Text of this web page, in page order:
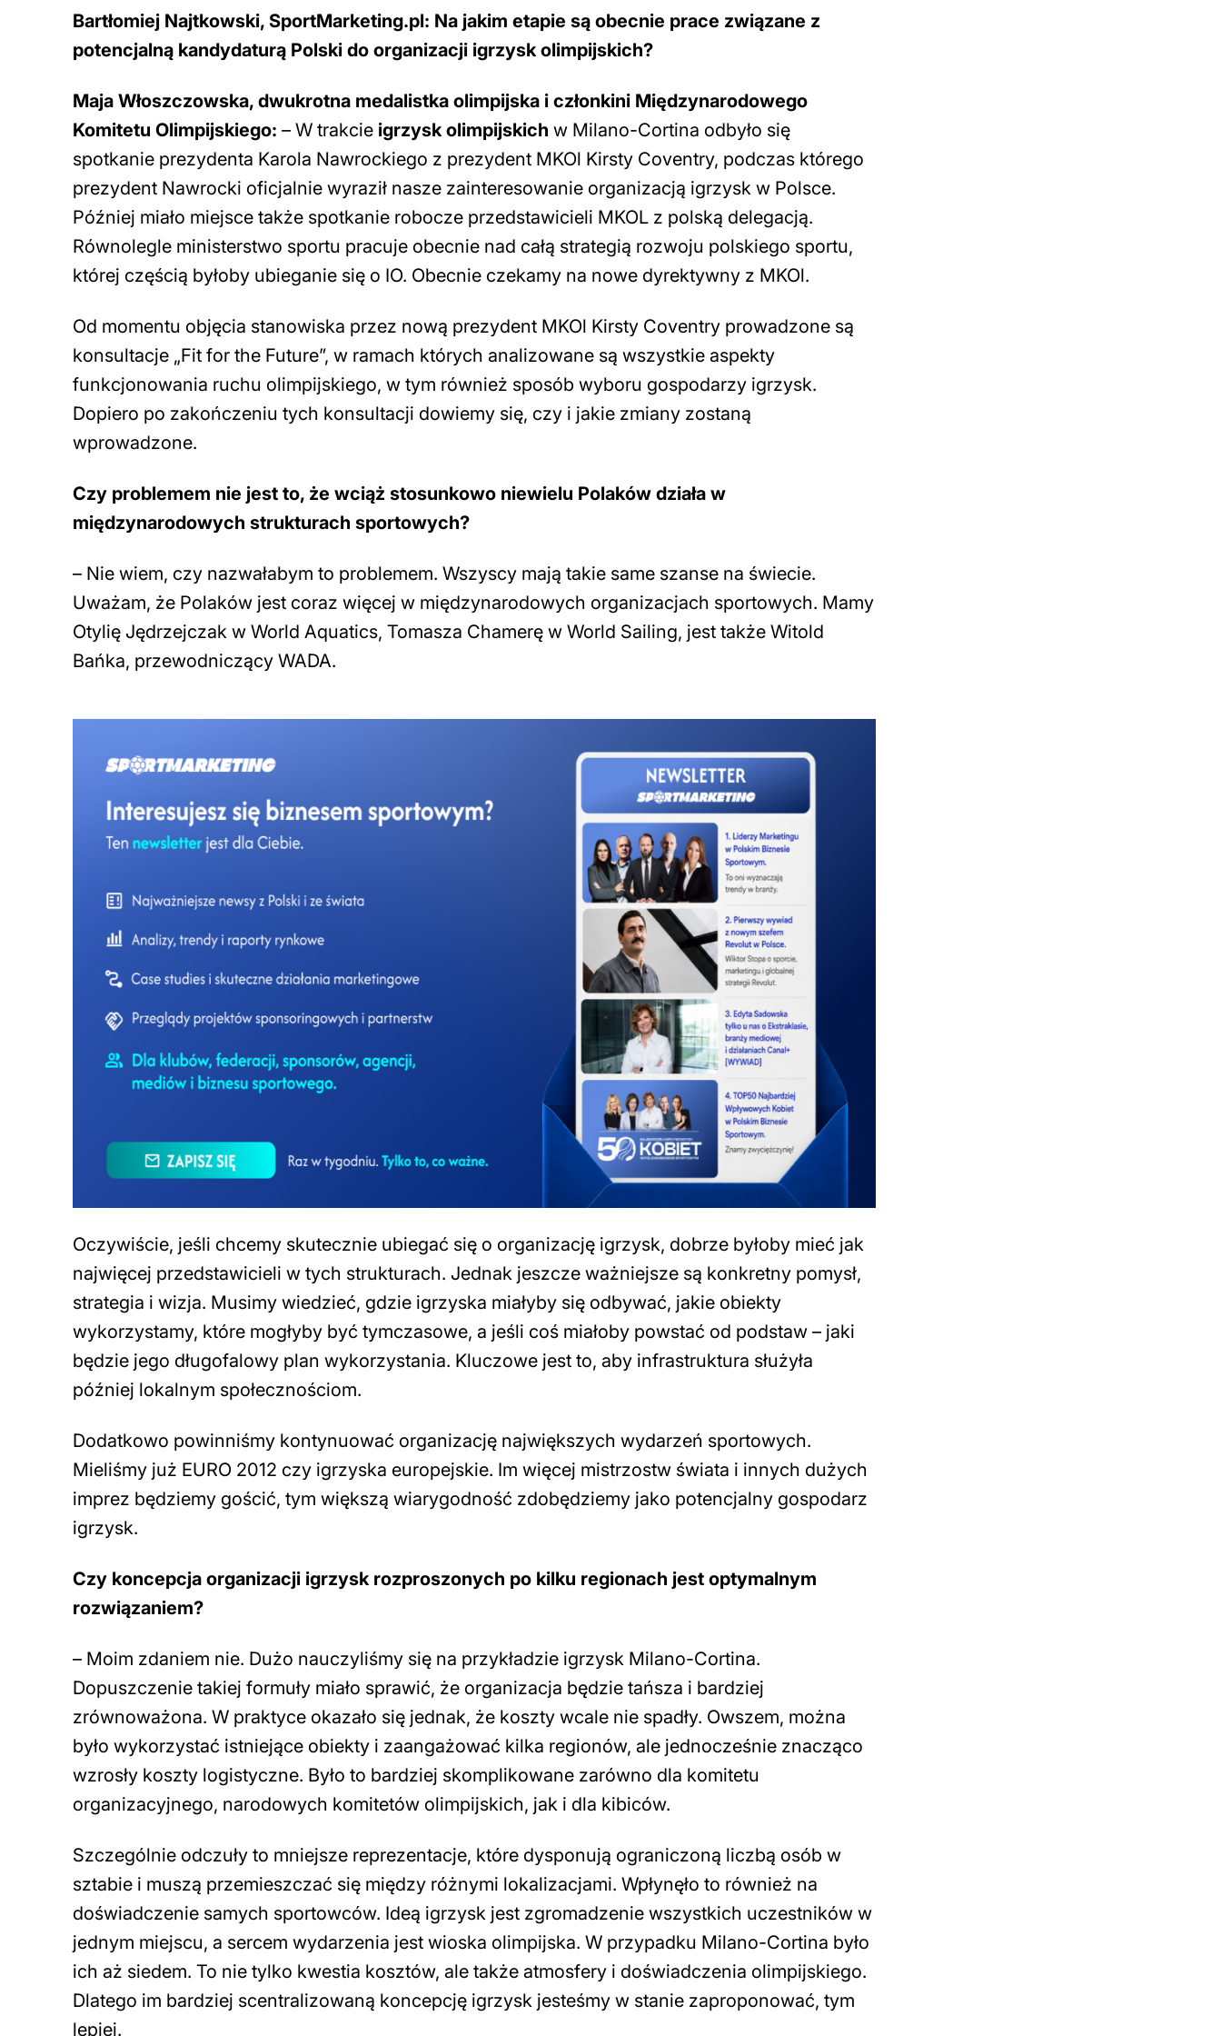
Bartłomiej Najtkowski, SportMarketing.pl: Na jakim etapie są obecnie prace związane z
potencjalną kandydaturą Polski do organizacji igrzysk olimpijskich?
Maja Włoszczowska, dwukrotna medalistka olimpijska i członkini Międzynarodowego
Komitetu Olimpijskiego: – W trakcie igrzysk olimpijskich w Milano-Cortina odbyło się
spotkanie prezydenta Karola Nawrockiego z prezydent MKOl Kirsty Coventry, podczas którego
prezydent Nawrocki oficjalnie wyraził nasze zainteresowanie organizacją igrzysk w Polsce.
Później miało miejsce także spotkanie robocze przedstawicieli MKOL z polską delegacją.
Równolegle ministerstwo sportu pracuje obecnie nad całą strategią rozwoju polskiego sportu,
której częścią byłoby ubieganie się o IO. Obecnie czekamy na nowe dyrektywny z MKOl.
Od momentu objęcia stanowiska przez nową prezydent MKOl Kirsty Coventry prowadzone są
konsultacje „Fit for the Future”, w ramach których analizowane są wszystkie aspekty
funkcjonowania ruchu olimpijskiego, w tym również sposób wyboru gospodarzy igrzysk.
Dopiero po zakończeniu tych konsultacji dowiemy się, czy i jakie zmiany zostaną
wprowadzone.
Czy problemem nie jest to, że wciąż stosunkowo niewielu Polaków działa w
międzynarodowych strukturach sportowych?
– Nie wiem, czy nazwałabym to problemem. Wszyscy mają takie same szanse na świecie.
Uważam, że Polaków jest coraz więcej w międzynarodowych organizacjach sportowych. Mamy
Otylię Jędrzejczak w World Aquatics, Tomasza Chamerę w World Sailing, jest także Witold
Bańka, przewodniczący WADA.
Oczywiście, jeśli chcemy skutecznie ubiegać się o organizację igrzysk, dobrze byłoby mieć jak
najwięcej przedstawicieli w tych strukturach. Jednak jeszcze ważniejsze są konkretny pomysł,
strategia i wizja. Musimy wiedzieć, gdzie igrzyska miałyby się odbywać, jakie obiekty
wykorzystamy, które mogłyby być tymczasowe, a jeśli coś miałoby powstać od podstaw – jaki
będzie jego długofalowy plan wykorzystania. Kluczowe jest to, aby infrastruktura służyła
później lokalnym społecznościom.
Dodatkowo powinniśmy kontynuować organizację największych wydarzeń sportowych.
Mieliśmy już EURO 2012 czy igrzyska europejskie. Im więcej mistrzostw świata i innych dużych
imprez będziemy gościć, tym większą wiarygodność zdobędziemy jako potencjalny gospodarz
igrzysk.
Czy koncepcja organizacji igrzysk rozproszonych po kilku regionach jest optymalnym
rozwiązaniem?
– Moim zdaniem nie. Dużo nauczyliśmy się na przykładzie igrzysk Milano-Cortina.
Dopuszczenie takiej formuły miało sprawić, że organizacja będzie tańsza i bardziej
zrównoważona. W praktyce okazało się jednak, że koszty wcale nie spadły. Owszem, można
było wykorzystać istniejące obiekty i zaangażować kilka regionów, ale jednocześnie znacząco
wzrosły koszty logistyczne. Było to bardziej skomplikowane zarówno dla komitetu
organizacyjnego, narodowych komitetów olimpijskich, jak i dla kibiców.
Szczególnie odczuły to mniejsze reprezentacje, które dysponują ograniczoną liczbą osób w
sztabie i muszą przemieszczać się między różnymi lokalizacjami. Wpłynęło to również na
doświadczenie samych sportowców. Ideą igrzysk jest zgromadzenie wszystkich uczestników w
jednym miejscu, a sercem wydarzenia jest wioska olimpijska. W przypadku Milano-Cortina było
ich aż siedem. To nie tylko kwestia kosztów, ale także atmosfery i doświadczenia olimpijskiego.
Dlatego im bardziej scentralizowaną koncepcję igrzysk jesteśmy w stanie zaproponować, tym
lepiej.